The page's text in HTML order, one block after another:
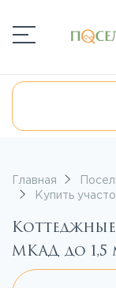
Главная
Купить
МКАД до 1,5